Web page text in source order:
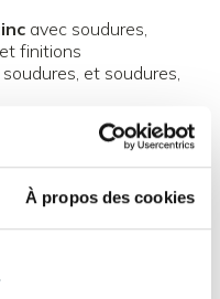
À propos des cookies
avec soudures,
finitions
et soudures,
savoir-faire artisanal de
végétal.